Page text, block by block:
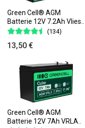
Green Cell® AGM
Batterie 12V 7.2Ah Vlies..
(134)
13,50 €
Green Cell® AGM
Batterie 12V 7Ah VRLA..